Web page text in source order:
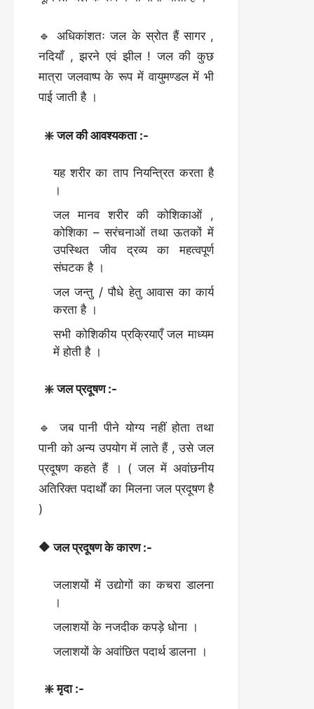
🔹 अधिकांशतः जल के स्रोत हैं सागर ,
नदियाँ , झरने एवं झील ! जल की कुछ
मात्रा जलवाष्प के रूप में वायुमण्डल में भी
पाई जाती है ।
❇️ जल की आवश्यकता :-
यह शरीर का ताप नियन्त्रित करता है
।
जल मानव शरीर की कोशिकाओं ,
कोशिका – सरंचनाओं तथा ऊतकों में
उपस्थित जीव द्रव्य का महत्वपूर्ण
संघटक है ।
जल जन्तु / पौधे हेतु आवास का कार्य
करता है ।
सभी कोशिकीय प्रक्रियाएँ जल माध्यम
में होती है ।
❇️ जल प्रदूषण :-
🔹 जब पानी पीने योग्य नहीं होता तथा
पानी को अन्य उपयोग में लाते हैं , उसे जल
प्रदूषण कहते हैं । ( जल में अवांछनीय
अतिरिक्त पदार्थों का मिलना जल प्रदूषण है
)
🔶 जल प्रदूषण के कारण :-
जलाशयों में उद्योगों का कचरा डालना
।
जलाशयों के नजदीक कपड़े धोना ।
जलाशयों के अवांछित पदार्थ डालना ।
❇️ मृदा :-